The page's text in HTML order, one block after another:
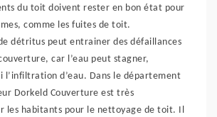
du toit doivent rester en bon état pour
comme les fuites de toit.
détritus peut entrainer des défaillances
car l’eau peut stagner,
l’infiltration d’eau. Dans le département
Dorkeld Couverture est très
les habitants pour le nettoyage de toit. Il